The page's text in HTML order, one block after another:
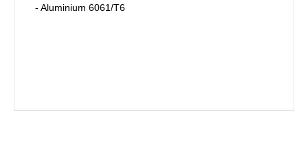
- Aluminium 6061/T6